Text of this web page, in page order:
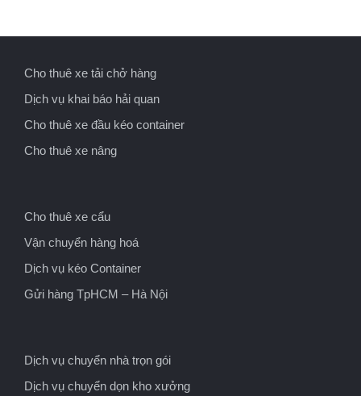
Cho thuê xe tải chở hàng
Dịch vụ khai báo hải quan
Cho thuê xe đầu kéo container
Cho thuê xe nâng
Cho thuê xe cẩu
Vận chuyển hàng hoá
Dịch vụ kéo Container
Gửi hàng TpHCM – Hà Nội
Dịch vụ chuyển nhà trọn gói
Dịch vụ chuyển dọn kho xưởng